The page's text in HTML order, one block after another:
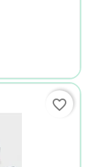
favorite_border